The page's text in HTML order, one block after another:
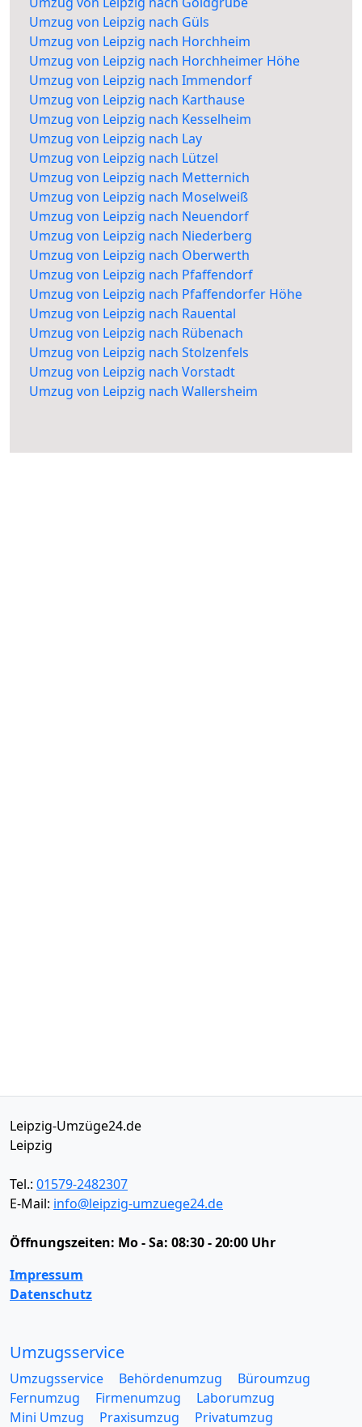
Umzug von Leipzig nach Güls
Umzug von Leipzig nach Horchheim
Umzug von Leipzig nach Horchheimer Höhe
Umzug von Leipzig nach Immendorf
Umzug von Leipzig nach Karthause
Umzug von Leipzig nach Kesselheim
Umzug von Leipzig nach Lay
Umzug von Leipzig nach Lützel
Umzug von Leipzig nach Metternich
Umzug von Leipzig nach Moselweiß
Umzug von Leipzig nach Neuendorf
Umzug von Leipzig nach Niederberg
Umzug von Leipzig nach Oberwerth
Umzug von Leipzig nach Pfaffendorf
Umzug von Leipzig nach Pfaffendorfer Höhe
Umzug von Leipzig nach Rauental
Umzug von Leipzig nach Rübenach
Umzug von Leipzig nach Stolzenfels
Umzug von Leipzig nach Vorstadt
Umzug von Leipzig nach Wallersheim
Leipzig-Umzüge24.de
Leipzig
Tel.: 01579-2482307
E-Mail: info@leipzig-umzuege24.de
Öffnungszeiten: Mo - Sa: 08:30 - 20:00 Uhr
Impressum
Datenschutz
Umzugsservice
Umzugsservice Behördenumzug
Büroumzug
Fernumzug
Firmenumzug
Laborumzug
Mini Umzug
Praxisumzug
Privatumzug